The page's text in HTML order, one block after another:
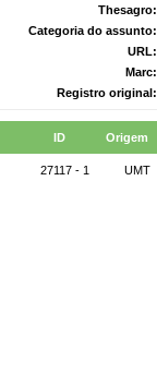
Thesagro:
Categoria do assunto:
URL:
Marc:
Registro original:
ID Origem
27117 - 1 UMT